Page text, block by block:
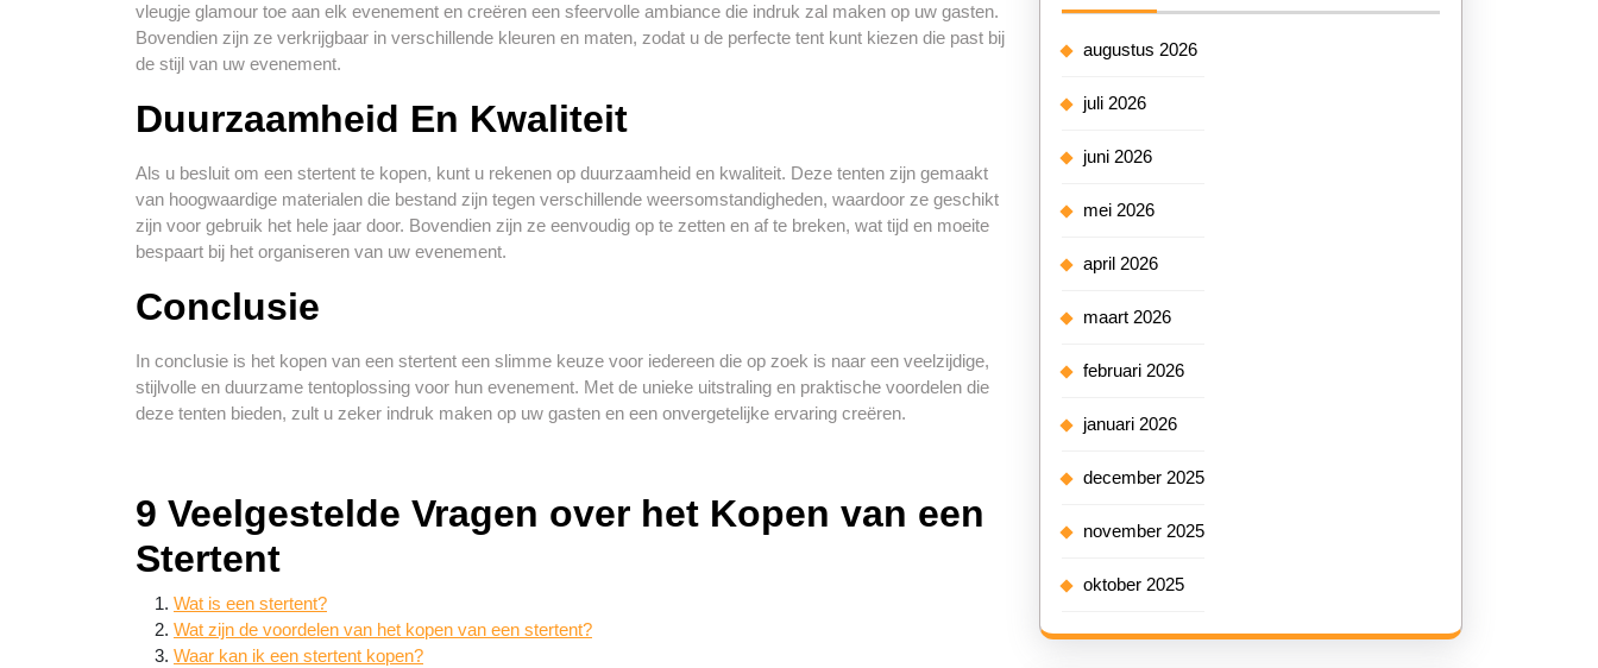
vleugje glamour toe aan elk evenement en creëren een sfeervolle ambiance die indruk zal maken op uw gasten.
Bovendien zijn ze verkrijgbaar in verschillende kleuren en maten, zodat u de perfecte tent kunt kiezen die past bij
de stijl van uw evenement.
Duurzaamheid En Kwaliteit
Als u besluit om een stertent te kopen, kunt u rekenen op duurzaamheid en kwaliteit. Deze tenten zijn gemaakt
van hoogwaardige materialen die bestand zijn tegen verschillende weersomstandigheden, waardoor ze geschikt
zijn voor gebruik het hele jaar door. Bovendien zijn ze eenvoudig op te zetten en af te breken, wat tijd en moeite
bespaart bij het organiseren van uw evenement.
Conclusie
In conclusie is het kopen van een stertent een slimme keuze voor iedereen die op zoek is naar een veelzijdige,
stijlvolle en duurzame tentoplossing voor hun evenement. Met de unieke uitstraling en praktische voordelen die
deze tenten bieden, zult u zeker indruk maken op uw gasten en een onvergetelijke ervaring creëren.
9 Veelgestelde Vragen over het Kopen van een
Stertent
Wat is een stertent?
Wat zijn de voordelen van het kopen van een stertent?
Waar kan ik een stertent kopen?
augustus 2026
juli 2026
juni 2026
mei 2026
april 2026
maart 2026
februari 2026
januari 2026
december 2025
november 2025
oktober 2025